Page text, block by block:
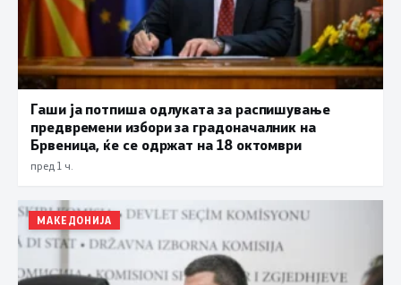
Гаши ја потпиша одлуката за распишување
предвремени избори за градоначалник на
Брвеница, ќе се одржат на 18 октомври
пред 1 ч.
МАКЕДОНИЈА